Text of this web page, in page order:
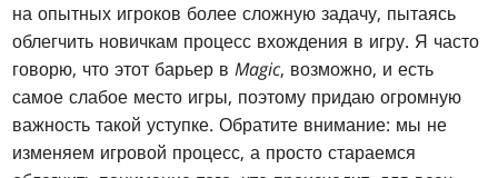
на опытных игроков более сложную задачу, пытаясь
облегчить новичкам процесс вхождения в игру. Я часто
говорю, что этот барьер вMagic, возможно, и есть
самое слабое место игры, поэтому придаю огромную
важность такой уступке. Обратите внимание: мы не
изменяем игровой процесс, а просто стараемся